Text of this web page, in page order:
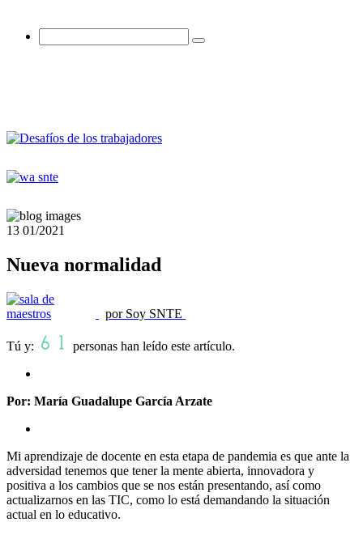
13 01/2021
Nueva normalidad
por Soy SNTE
Tú y: personas han leído este artículo.
Por: María Guadalupe García Arzate
Mi aprendizaje de docente en esta etapa de pandemia es que ante la
adversidad tenemos que tener la mente abierta, innovadora y
positiva a los cambios que se nos están presentando, así como
actualizarnos en las TIC, como lo está demandando la situación
actual en lo educativo.